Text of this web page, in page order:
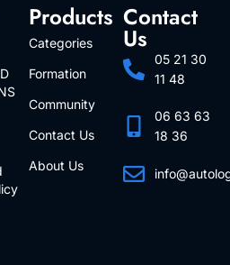
Products
Categories
Formation
Community
Contact Us
About Us
Contact
Us
05 21 30
11 48
06 63 63
18 36